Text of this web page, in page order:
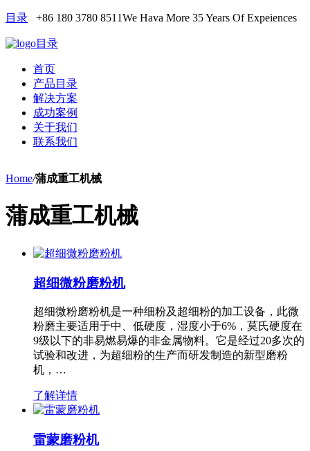
目录 +86 180 3780 8511We Hava More 35 Years Of Expeiences
目录
首页
产品目录
解决方案
成功案例
关于我们
联系我们
Home/蒲成重工机械
蒲成重工机械
超细微粉磨粉机
超细微粉磨粉机是一种细粉及超细粉的加工设备，此微
粉磨主要适用于中、低硬度，湿度小于6%，莫氏硬度在
9级以下的非易燃易爆的非金属物料。它是经过20多次的
试验和改进，为超细粉的生产而研发制造的新型磨粉
机，…
了解详情
雷蒙磨粉机